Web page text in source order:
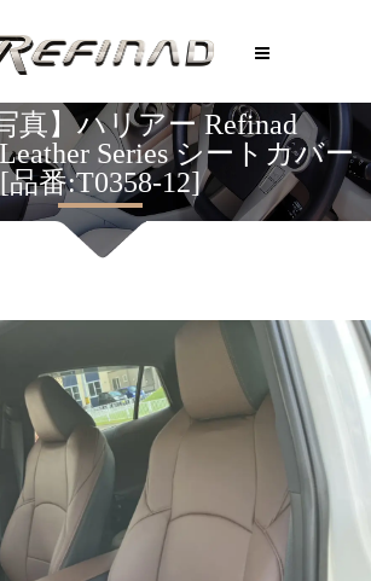
真】ハリアー Refinad
Series シートカバー
[品番:T0358-12]